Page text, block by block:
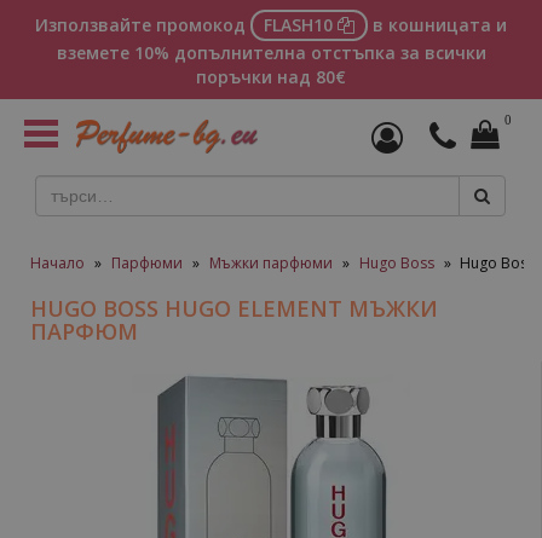
Използвайте промокод FLASH10
в кошницата и
вземете 10% допълнителна отстъпка за всички
поръчки над 80€
Toggle
navigation
0
Начало » Парфюми » Мъжки парфюми » Hugo Boss » Hugo Boss
HUGO BOSS HUGO ELEMENT МЪЖКИ
ПАРФЮМ